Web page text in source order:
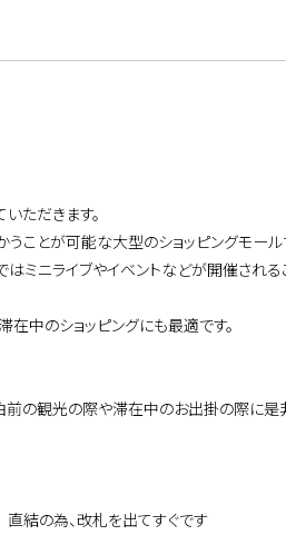
ただきます。
ことが可能な大型のショッピングモー
ミニライブやイベントなどが開催され
中のショッピングにも最適です。
の観光の際や滞在中のお出掛の際に是
結の為、改札を出てすぐです